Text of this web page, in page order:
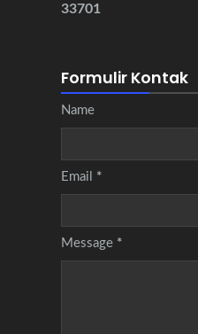
33701
Formulir Kontak
Name
Email *
Message *